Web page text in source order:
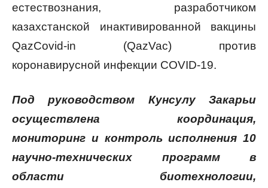
естествознания, разработчиком
казахстанской инактивированной вакцины
QazCovid-in (QazVac) против
коронавирусной инфекции COVID-19.
Под руководством Кунсулу Закарьи
осуществлена координация,
мониторинг и контроль исполнения 10
научно-технических программ в
области биотехнологии,